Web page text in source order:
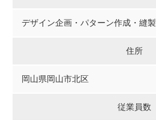
デザイン企画・パターン作成・縫製
住所
岡山県岡山市北区
従業員数